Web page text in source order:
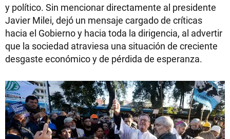
y político. Sin mencionar directamente al presidente
Javier Milei, dejó un mensaje cargado de críticas
hacia el Gobierno y hacia toda la dirigencia, al advertir
que la sociedad atraviesa una situación de creciente
desgaste económico y de pérdida de esperanza.